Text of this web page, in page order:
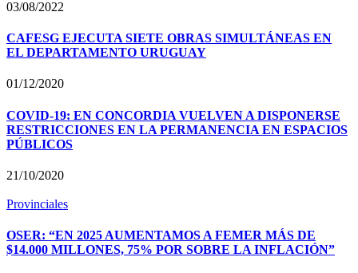
03/08/2022
CAFESG EJECUTA SIETE OBRAS SIMULTÁNEAS EN
EL DEPARTAMENTO URUGUAY
01/12/2020
COVID-19: EN CONCORDIA VUELVEN A DISPONERSE
RESTRICCIONES EN LA PERMANENCIA EN ESPACIOS
PÚBLICOS
21/10/2020
Provinciales
OSER: “EN 2025 AUMENTAMOS A FEMER MÁS DE
$14.000 MILLONES, 75% POR SOBRE LA INFLACIÓN”